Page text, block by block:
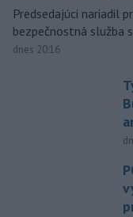
Predsedajúci nariadil
bezpečnostná služba
dnes 20:16